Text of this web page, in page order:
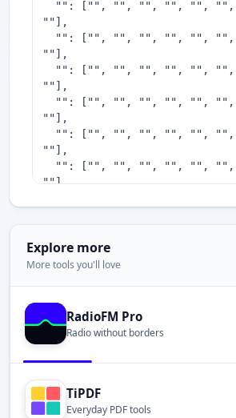
Explore more
More tools you'll love
RadioFM Pro
Radio without borders
TiPDF
Everyday PDF tools